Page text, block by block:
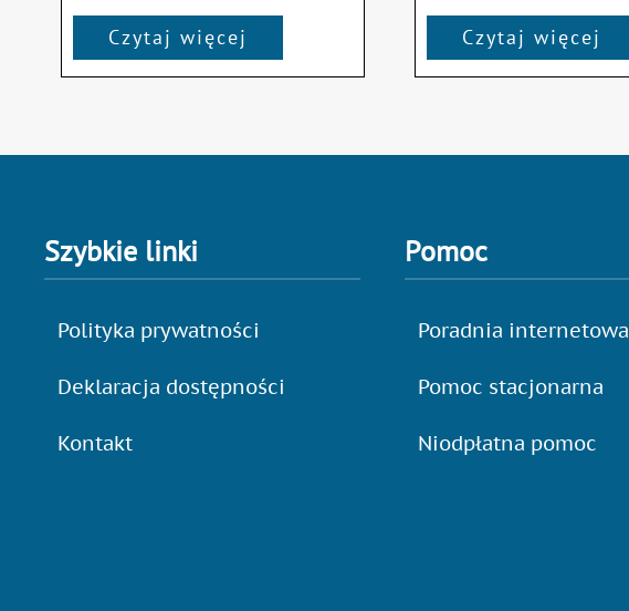
Czytaj więcej Czytaj więcej
Szybkie linki
Polityka prywatności
Deklaracja dostępności
Kontakt
Pomoc
Poradnia internetowa
Pomoc stacjonarna
Niodpłatna pomoc